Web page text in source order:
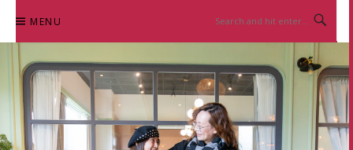
content
MENU